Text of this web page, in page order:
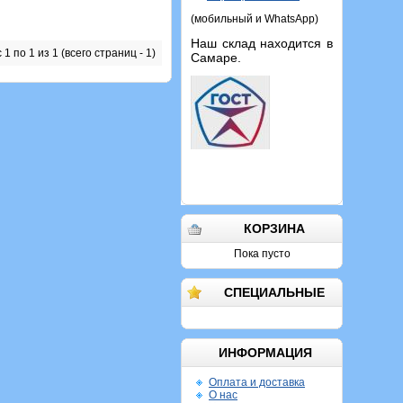
(мобильный и WhatsApp)
Наш склад находится в
Самаре.
КОРЗИНА
Пока пусто
СПЕЦИАЛЬНЫЕ
ИНФОРМАЦИЯ
Оплата и доставка
О нас
1 по 1 из 1 (всего страниц - 1)